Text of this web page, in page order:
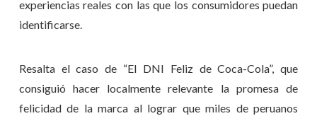
experiencias reales con las que los consumidores puedan
identificarse.
Resalta el caso de “El DNI Feliz de Coca-Cola”, que
consiguió hacer localmente relevante la promesa de
felicidad de la marca al lograr que miles de peruanos